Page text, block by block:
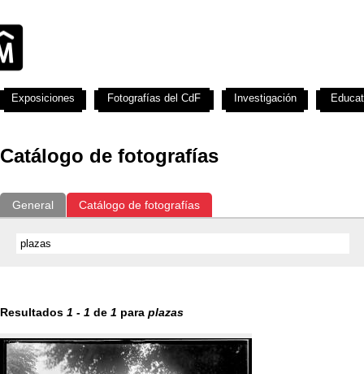
Catálogo de fotografías
General Catálogo de fotografías
Resultados 1 - 1 de 1 para plazas
Exposiciones Fotografías del CdF Investigación